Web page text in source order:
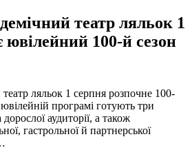
театр ляльок 1
ювілейний 100-й сезон
ляльок 1 серпня розпочне 100-
програмі готують три
аудиторії, а також
гастрольної й партнерської